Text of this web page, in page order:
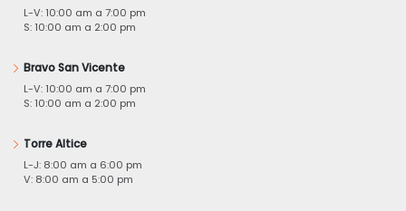
L-V: 10:00 am a 7:00 pm
S: 10:00 am a 2:00 pm
Bravo San Vicente
L-V: 10:00 am a 7:00 pm
S: 10:00 am a 2:00 pm
Torre Altice
L-J: 8:00 am a 6:00 pm
V: 8:00 am a 5:00 pm